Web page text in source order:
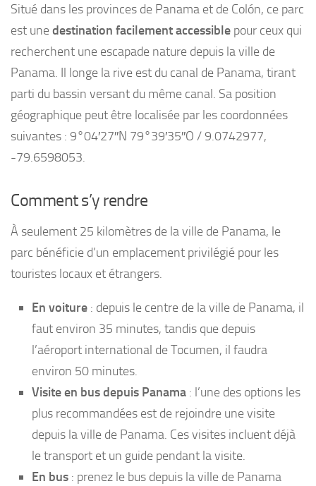
Situé dans les provinces de Panama et de Colón, ce parc
est unedestination facilement accessible pour ceux qui
recherchent une escapade nature depuis la ville de
Panama. Il longe la rive est du canal de Panama, tirant
parti du bassin versant du même canal. Sa position
géographique peut être localisée par les coordonnées
suivantes : 9°04′27″N 79°39′35″O / 9.0742977,
-79.6598053.
Comment s’y rendre
À seulement 25 kilomètres de la ville de Panama, le
parc bénéficie d’un emplacement privilégié pour les
touristes locaux et étrangers.
En voiture : depuis le centre de la ville de Panama, il
faut environ 35 minutes, tandis que depuis
l’aéroport international de Tocumen, il faudra
environ 50 minutes.
Visite en bus depuis Panama : l’une des options les
plus recommandées est de rejoindre une visite
depuis la ville de Panama. Ces visites incluent déjà
le transport et un guide pendant la visite.
En bus : prenez le bus depuis la ville de Panama